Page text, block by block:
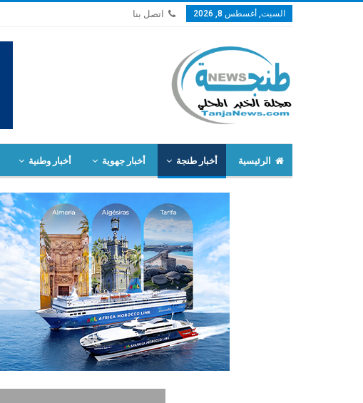
السبت, أغسطس 8, 2026 اتصل بنا
الرئيسية أخبار طنجة أخبار جهوية أخبار وطنية